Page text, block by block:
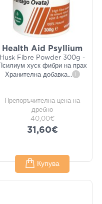
Health Aid Psyllium
Husk Fibre Powder 300g -
Псилиум хуск фибри на прах
Хранителна добавка... i
Препоръчителна цена на
дребно
40,00€
31,60€
Купува